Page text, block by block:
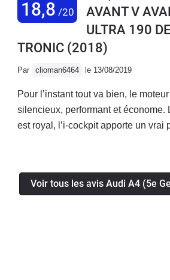
deutsche qualité
18,8 /20
AVANT V
ULTRA 190
TRONIC (2018)
Par clioman6464 le 13/08/2019
Pour l’instant tout va bien, le
silencieux, performant et économe.
est royal, l’i-cockpit apporte un vrai
permet d’avoir une voiture bonne à
Voir tous les avis Audi A4 (5e